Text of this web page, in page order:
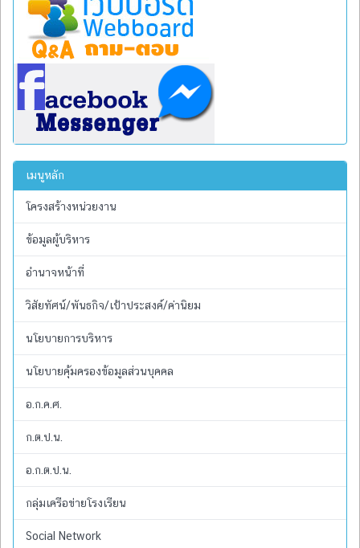
เมนูหลัก
โครงสร้างหน่วยงาน
ข้อมูลผู้บริหาร
อำนาจหน้าที่
วิสัยทัศน์/พันธกิจ/เป้าประสงค์/ค่านิยม
นโยบายการบริหาร
นโยบายคุ้มครองข้อมูลส่วนบุคคล
อ.ก.ค.ศ.
ก.ต.ป.น.
อ.ก.ต.ป.น.
กลุ่มเครือข่ายโรงเรียน
Social Network